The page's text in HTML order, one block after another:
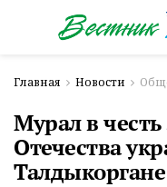
Главная Новости
Мурал в
Отечества
Талдыкоргане